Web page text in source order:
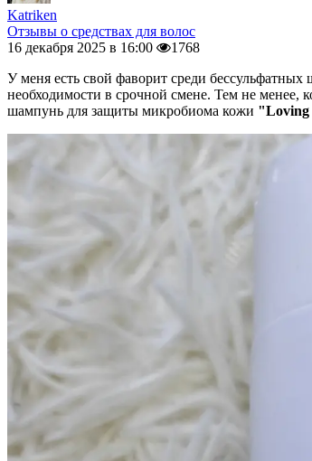
Katriken
Отзывы о средствах для волос
16 декабря 2025 в 16:00
1768
У меня есть свой фаворит среди
необходимости в срочной смене. Тем не менее,
шампунь для защиты микробиома кожи "Loving